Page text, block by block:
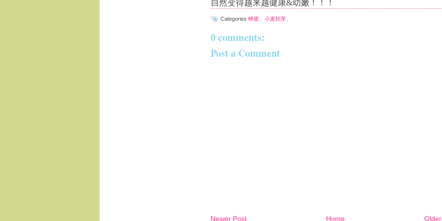
自然变得越来越健康&幼嫩！！！
Categories 蜂蜜、小麦胚芽、
0 comments:
Post a Comment
Newer Post Home